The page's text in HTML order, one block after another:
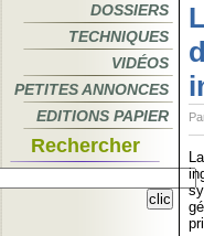
DOSSIERS
TECHNIQUES
VIDÉOS
PETITES ANNONCES
EDITIONS PAPIER
Rechercher